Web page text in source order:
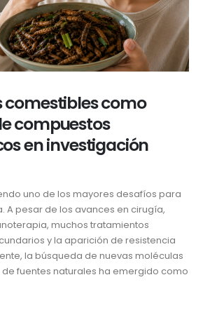
comestibles como
compuestos
en investigación
uno de los mayores desafíos para
A pesar de los avances en cirugía,
muchos tratamientos
y la aparición de resistencia
la búsqueda de nuevas moléculas
fuentes naturales ha emergido como